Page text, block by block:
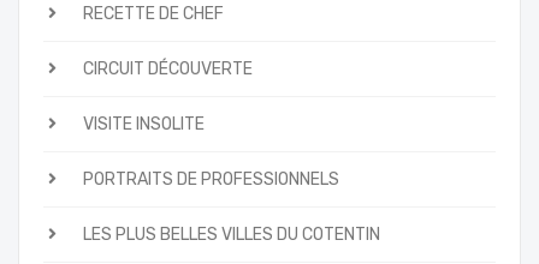
RECETTE DE CHEF
CIRCUIT DÉCOUVERTE
VISITE INSOLITE
PORTRAITS DE PROFESSIONNELS
LES PLUS BELLES VILLES DU COTENTIN